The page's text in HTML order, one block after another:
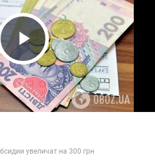
Play Video